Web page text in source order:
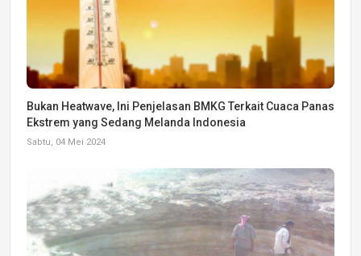
Bukan Heatwave, Ini Penjelasan BMKG Terkait Cuaca Panas
Ekstrem yang Sedang Melanda Indonesia
Sabtu, 04 Mei 2024